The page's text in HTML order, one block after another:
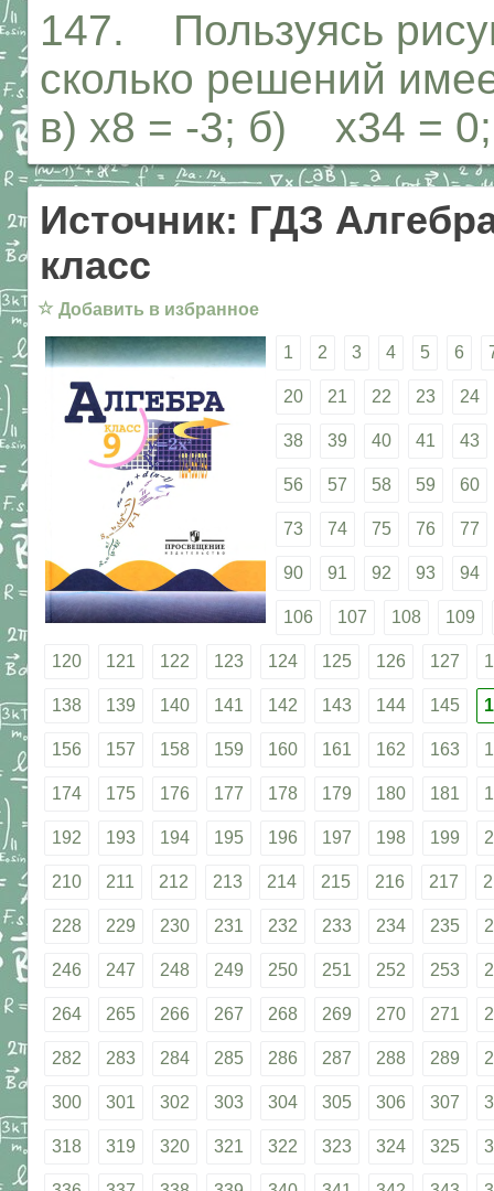
147. Пользуясь
сколько решений
в) х8 = -3; б) х34 = 0;
Источник: ГДЗ
класс
☆ Добавить в избранное
1 2 3 4 5 6
20 21 22 23 24
38 39 40 41 43
56 57 58 59 60
73 74 75 76 77
90 91 92 93 94
106 107 108 109
120 121 122 123 124 125 126 127
138 139 140 141 142 143 144 145
156 157 158 159 160 161 162 163
174 175 176 177 178 179 180 181
192 193 194 195 196 197 198 199
210 211 212 213 214 215 216 217
228 229 230 231 232 233 234 235
246 247 248 249 250 251 252 253
264 265 266 267 268 269 270 271
282 283 284 285 286 287 288 289
300 301 302 303 304 305 306 307
318 319 320 321 322 323 324 325